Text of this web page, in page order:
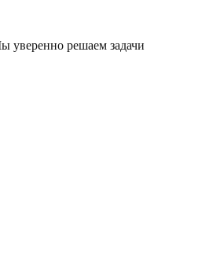
уверенно решаем задачи